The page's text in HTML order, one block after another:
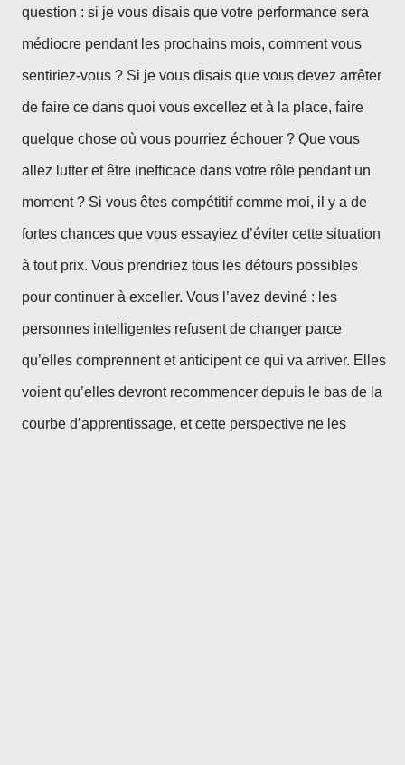
question : si je vous disais que votre performance sera
médiocre pendant les prochains mois, comment vous
sentiriez-vous ? Si je vous disais que vous devez arrêter
de faire ce dans quoi vous excellez et à la place, faire
quelque chose où vous pourriez échouer ? Que vous
allez lutter et être inefficace dans votre rôle pendant un
moment ? Si vous êtes compétitif comme moi, il y a de
fortes chances que vous essayiez d’éviter cette situation
à tout prix. Vous prendriez tous les détours possibles
pour continuer à exceller. Vous l’avez deviné : les
personnes intelligentes refusent de changer parce
qu’elles comprennent et anticipent ce qui va arriver. Elles
voient qu’elles devront recommencer depuis le bas de la
courbe d’apprentissage, et cette perspective ne les